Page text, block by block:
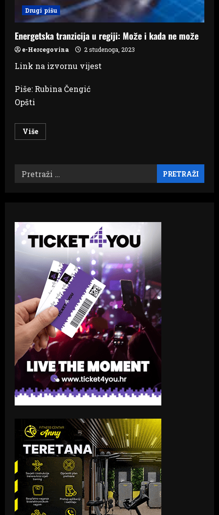
Drugi pišu
Energetska tranzicija u regiji: Može i kada ne može
e-Hercegovina 2 studenoga, 2023
Link na izvornu vijest
Piše: Rubina Čengić
Opšti
VišeRead
more
u
regiji:
Može
i
Pretraži: